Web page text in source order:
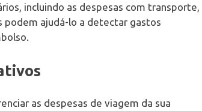
incluindo as despesas com transporte,
podem ajudá-lo a detectar gastos
as despesas de viagem da sua